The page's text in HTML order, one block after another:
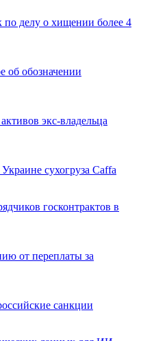
делу о хищении более 4
об обозначении
экс-владельца
сухогруза Caffa
госконтрактов в
от переплаты за
санкции